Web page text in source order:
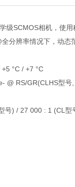
SCMOS相机，使用
辨率情况下，动态范
+5 °C / +7 °C
@ RS/GR(CLHS型
号) / 27 000 : 1 (CL型